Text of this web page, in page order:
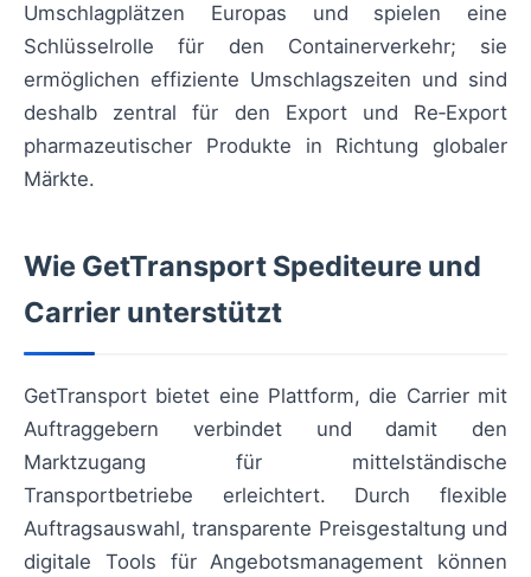
Umschlagplätzen Europas und spielen eine
Schlüsselrolle für den Containerverkehr; sie
ermöglichen effiziente Umschlagszeiten und sind
deshalb zentral für den Export und Re‑Export
pharmazeutischer Produkte in Richtung globaler
Märkte.
Wie GetTransport Spediteure und
Carrier unterstützt
GetTransport bietet eine Plattform, die Carrier mit
Auftraggebern verbindet und damit den
Marktzugang für mittelständische
Transportbetriebe erleichtert. Durch flexible
Auftragsauswahl, transparente Preisgestaltung und
digitale Tools für Angebotsmanagement können